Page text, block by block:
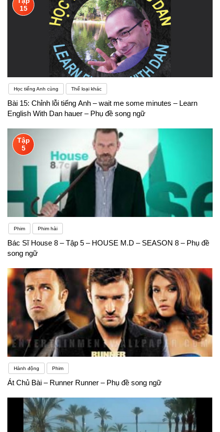
15
Học tiếng Anh cùng Thể loại khác
Bài 15: Chỉnh lỗi tiếng Anh – wait me some minutes – Learn
English With Dan hauer – Phụ đề song ngữ
Tập
5
Phim Phim hài
Bác Sĩ House 8 – Tập 5 – HOUSE M.D – SEASON 8 – Phụ đề
song ngữ
Hành động Phim
Át Chủ Bài – Runner Runner – Phụ đề song ngữ